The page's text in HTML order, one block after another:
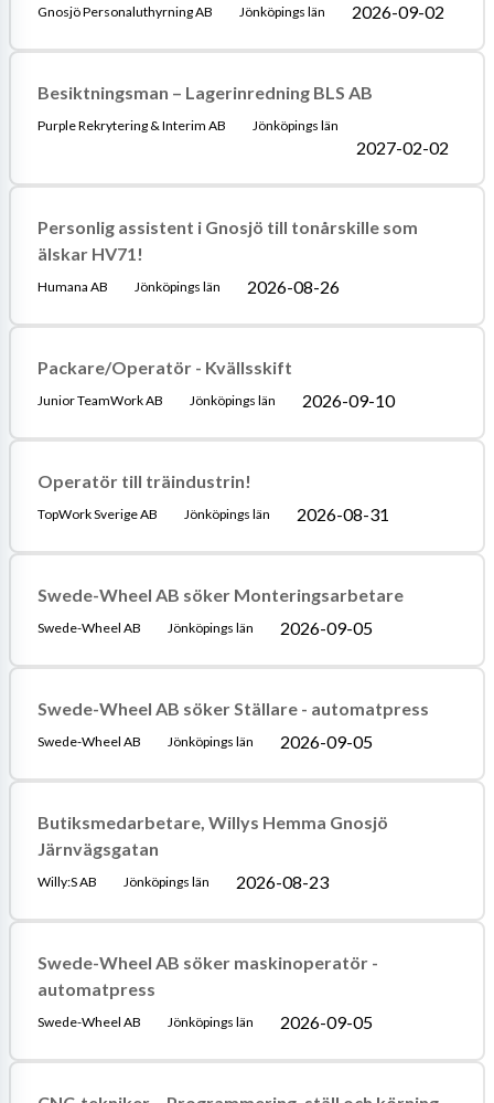
Gnosjö Personaluthyrning AB Jönköpings län 2026-09-02
Besiktningsman – Lagerinredning BLS AB
Purple Rekrytering & Interim AB Jönköpings län
2027-02-02
Personlig assistent i Gnosjö till tonårskille som
älskar HV71!
Humana AB Jönköpings län 2026-08-26
Packare/Operatör - Kvällsskift
Junior TeamWork AB Jönköpings län 2026-09-10
Operatör till träindustrin!
TopWork Sverige AB Jönköpings län 2026-08-31
Swede-Wheel AB söker Monteringsarbetare
Swede-Wheel AB Jönköpings län 2026-09-05
Swede-Wheel AB söker Ställare - automatpress
Swede-Wheel AB Jönköpings län 2026-09-05
Butiksmedarbetare, Willys Hemma Gnosjö
Järnvägsgatan
Willy:S AB Jönköpings län 2026-08-23
Swede-Wheel AB söker maskinoperatör -
automatpress
Swede-Wheel AB Jönköpings län 2026-09-05